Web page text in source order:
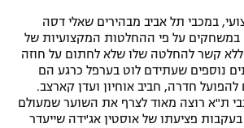
1
לבית עסק
הערוצים
במכבי תל אביב מבהירים שאלי דסה
במשחקים על פי ההחלטות המקצועיות של
ללא קשר להחלטה שלו שלא לחתום על חוזה
נוספים שעתידם לוט בערפל כרגע הם
חדרה, חביב אוחיון ועדן קארצב.
ת"א רוצה מאוד לצרף את השוער שמעולם
פציעתו של אוסטין אג'ידה שייעדר